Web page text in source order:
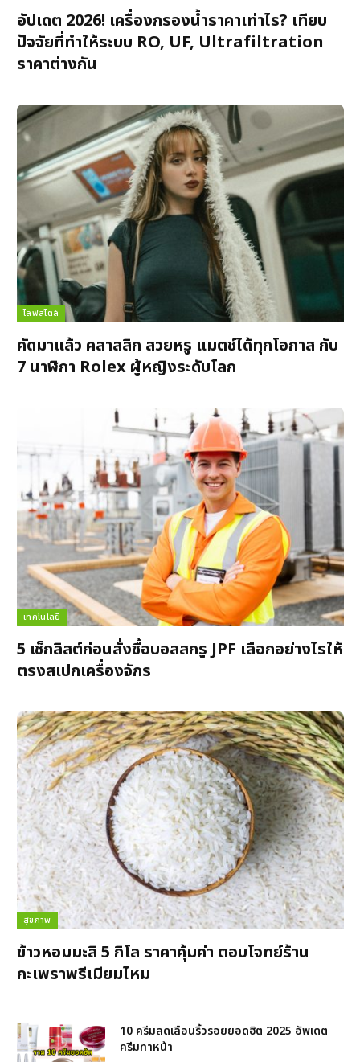
อัปเดต 2026! เครื่องกรองน้ำราคาเท่าไร? เทียบ
ปัจจัยที่ทำให้ระบบ RO, UF, Ultrafiltration
ราคาต่างกัน
ไลฟ์สไตล์
คัดมาแล้ว คลาสสิก สวยหรู แมตช์ได้ทุกโอกาส กับ
7 นาฬิกา Rolex ผู้หญิงระดับโลก
เทคโนโลยี
5 เช็กลิสต์ก่อนสั่งซื้อบอลสกรู JPF เลือกอย่างไรให้
ตรงสเปกเครื่องจักร
สุขภาพ
ข้าวหอมมะลิ 5 กิโล ราคาคุ้มค่า ตอบโจทย์ร้าน
กะเพราพรีเมียมไหม
10 ครีมลดเลือนริ้วรอยยอดฮิต 2025 อัพเดต
ครีมทาหน้า